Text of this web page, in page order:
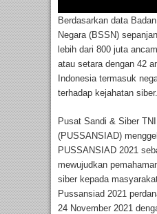
Berdasarkan data
Negara (BSSN)
lebih dari 800 juta
atau setara dengan 42
Indonesia termasuk
terhadap kejahatan siber.
Pusat Sandi & Siber
(PUSSANSIAD)
PUSSANSIAD 2021
mewujudkan
siber kepada
Pussansiad 2021
24 November 2021